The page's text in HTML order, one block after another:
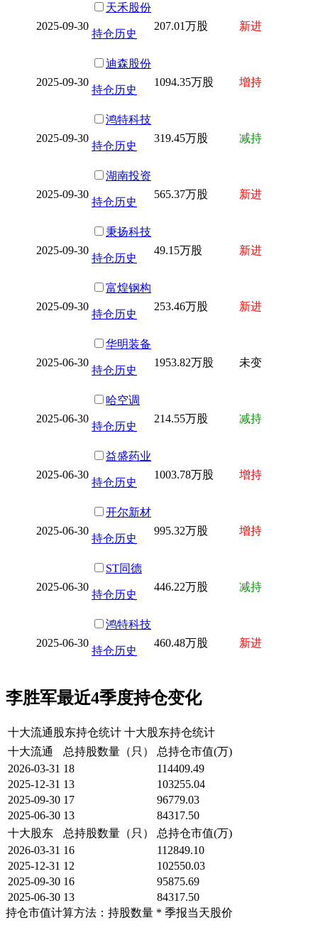
2025-09-30
天禾股份
持仓历史
207.01万股 新进
2025-09-30
迪森股份
持仓历史
1094.35万股 增持
2025-09-30
鸿特科技
持仓历史
319.45万股 减持
2025-09-30
湖南投资
持仓历史
565.37万股 新进
2025-09-30
秉扬科技
持仓历史
49.15万股 新进
2025-09-30
富煌钢构
持仓历史
253.46万股 新进
2025-06-30
华明装备
持仓历史
1953.82万股 未变
2025-06-30
哈空调
持仓历史
214.55万股 减持
2025-06-30
益盛药业
持仓历史
1003.78万股 增持
2025-06-30
开尔新材
持仓历史
995.32万股 增持
2025-06-30
ST同德
持仓历史
446.22万股 减持
2025-06-30
鸿特科技
持仓历史
460.48万股 新进
李胜军最近4季度持仓变化
十大流通股东持仓统计 十大股东持仓统计
十大流通
总持股数量（只）
总持仓市值(万)
2026-03-31 18
114409.49
2025-12-31 13
103255.04
2025-09-30 17
96779.03
2025-06-30 13
84317.50
十大股东
总持股数量（只）
总持仓市值(万)
2026-03-31 16
112849.10
2025-12-31 12
102550.03
2025-09-30 16
95875.69
2025-06-30 13
84317.50
持仓市值计算方法：持股数量 * 季报当天股价